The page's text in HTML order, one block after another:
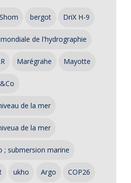
bergot DriX H-9
de l'hydrographie
Marégrahe Mayotte
de la mer
de la mer
; submersion marine
ukho Argo COP26